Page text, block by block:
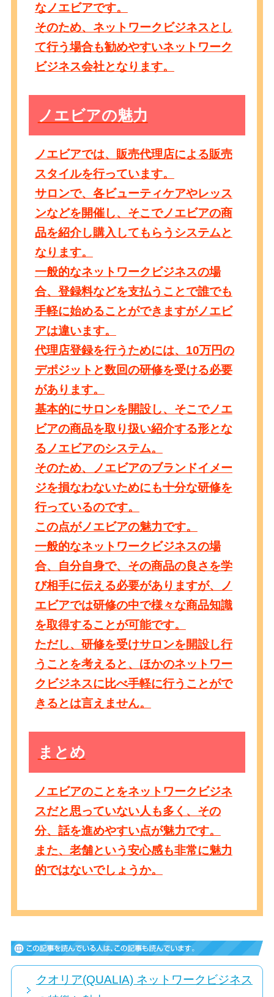
なノエビアです。
そのため、ネットワークビジネスとし
て行う場合も勧めやすいネットワーク
ビジネス会社となります。
ノエビアの魅力
ノエビアでは、 販売代理店による販売
スタイルを行っています。
サロンで、各ビューティケアやレッス
ンなどを開催し、そこでノエビアの商
品を紹介し購入してもらうシステムと
なります。
一般的なネットワークビジネスの場
合、登録料などを支払うことで誰でも
手軽に始めることができますがノエビ
アは違います。
代理店登録を行うためには、 10万円の
デポジットと数回の研修を受ける必要
があります。
基本的にサロンを開設し、そこでノエ
ビアの商品を取り扱い紹介する形とな
るノエビアのシステム。
そのため、ノエビアのブランドイメー
ジを損なわないためにも十分な研修を
行っているのです。
この点がノエビアの魅力です。
一般的なネットワークビジネスの場
合、自分自身で、その商品の良さを学
び相手に伝える必要がありますが、ノ
エビアでは研修の中で様々な商品知識
を取得することが可能です。
ただし、研修を受けサロンを開設し行
うことを考えると、ほかのネットワー
クビジネスに比べ手軽に行うことがで
きるとは言えません。
まとめ
ノエビアのことをネットワークビジネ
スだと思っていない人も多く、その
分、話を進めやすい点が魅力です。
また、老舗という安心感も非常に魅力
的ではないでしょうか。
クオリア(QUALIA) ネットワークビジネス